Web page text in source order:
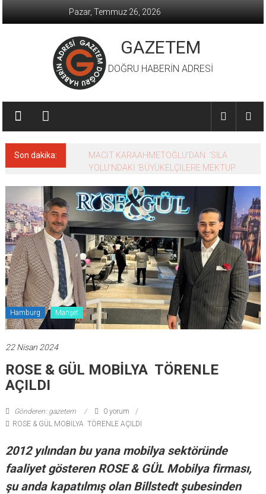
Pazar, Temmuz 26, 2026
GAZETEM
DOĞRU HABERİN ADRESİ
Son dakika:
MACİT KARAAHMETOĞLU’DAN ‘SILA
YOLU’NDAKİ ’BÜYÜKELÇİLERE MEKTUP
Hamburg Manşet
22 Nisan 2024
ROSE & GÜL MOBİLYA TÖRENLE
AÇILDI
Gönderen: gazetem
0 yorum
ROSE & GÜL MOBİLYA TÖRENLE AÇILDI
2012 yılından bu yana mobilya sektöründe
faaliyet gösteren ROSE & GÜL Mobilya firması,
şu anda kapatılmış olan Billstedt şubesinden